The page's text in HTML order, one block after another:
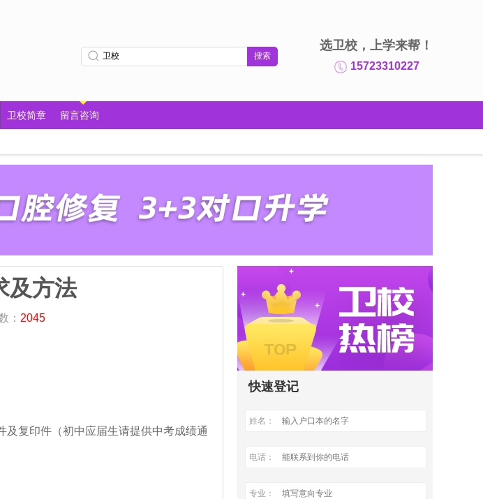
选卫校，上学来帮！
15723310227
卫校简章 留言咨询
及方法
： 2045
复印件（初中应届生请提供中考成绩通
快速登记
姓名：
电话：
专业：